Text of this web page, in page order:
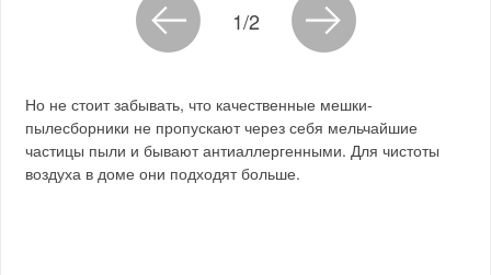
1/2
Но не стоит забывать, что качественные мешки-
пылесборники не пропускают через себя мельчайшие
частицы пыли и бывают антиаллергенными. Для чистоты
воздуха в доме они подходят больше.